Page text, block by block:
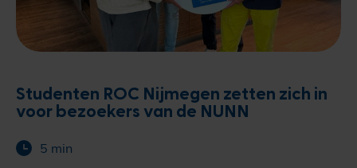
Studenten ROC Nijmegen zetten zich in
voor bezoekers van de NUNN
5 min